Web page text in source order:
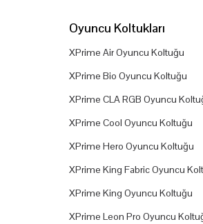
Oyuncu Koltukları
XPrime Air Oyuncu Koltuğu
XPrime Bio Oyuncu Koltuğu
XPrime CLA RGB Oyuncu
XPrime Cool Oyuncu Koltuğu
XPrime Hero Oyuncu Koltuğu
XPrime King Fabric Oyuncu
XPrime King Oyuncu Koltuğu
XPrime Leon Pro Oyuncu